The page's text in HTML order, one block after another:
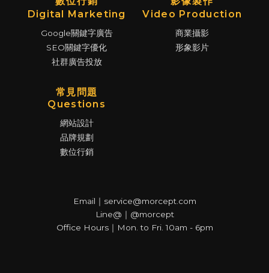
Digital Marketing
Google關鍵字廣告
SEO關鍵字優化
社群廣告投放
Video Production
商業攝影
形象影片
常見問題
Questions
網站設計
品牌規劃
數位行銷
Email｜service@morcept.com
Line@｜@morcept
Office Hours｜Mon. to Fri. 10am - 6pm